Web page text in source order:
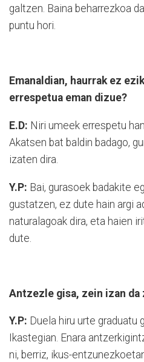
galtzen. Baina beharrezkoa
puntu hori.
Emanaldian, haurrak ez
errespetua eman dizue?
E.D: Niri umeek errespetu
Akatsen bat baldin badago,
izaten dira.
Y.P: Bai, gurasoek badakite
gustatzen, ez dute hain argi
naturalagoak dira, eta haien
dute.
Antzezle gisa, zein izan da
Y.P: Duela hiru urte graduatu
Ikastegian. Enara
ni, berriz, ikus-